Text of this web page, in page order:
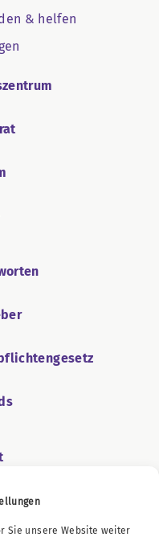
Sie unsere Website weiter
& helfen